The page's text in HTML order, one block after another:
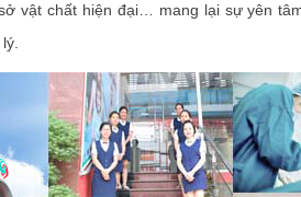
vật chất hiện đại… mang lại sự yên